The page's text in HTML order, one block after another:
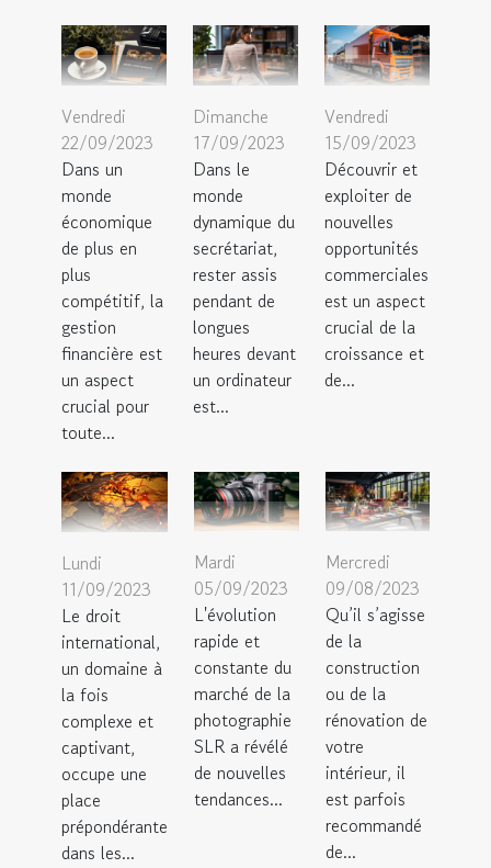
Vendredi
22/09/2023
Dans un
monde
économique
de plus en
plus
compétitif, la
gestion
financière est
un aspect
crucial pour
toute...
Dimanche
17/09/2023
Dans le
monde
dynamique du
secrétariat,
rester assis
pendant de
longues
heures devant
un ordinateur
est...
Vendredi
15/09/2023
Découvrir et
exploiter de
nouvelles
opportunités
commerciales
est un aspect
crucial de la
croissance et
de...
Lundi
11/09/2023
Le droit
international,
un domaine à
la fois
complexe et
captivant,
occupe une
place
prépondérante
dans les...
Mardi
05/09/2023
L'évolution
rapide et
constante du
marché de la
photographie
SLR a révélé
de nouvelles
tendances...
Mercredi
09/08/2023
Qu’il s’agisse
de la
construction
ou de la
rénovation de
votre
intérieur, il
est parfois
recommandé
de...